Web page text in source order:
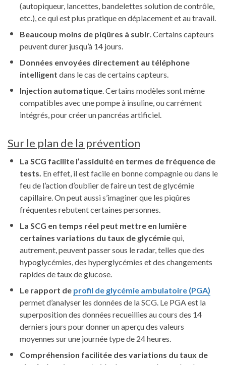
(autopiqueur, lancettes, bandelettes solution de contrôle,
etc.), ce qui est plus pratique en déplacement et au travail.
Beaucoup moins de piqûres à subir . Certains capteurs
peuvent durer jusqu’à 14 jours.
Données envoyées directement au téléphone
intelligent dans le cas de certains capteurs.
Injection automatique . Certains modèles sont même
compatibles avec une pompe à insuline, ou carrément
intégrés, pour créer un pancréas artificiel.
Sur le plan de la prévention
La SCG facilite l’assiduité en termes de fréquence de
tests. En effet, il est facile en bonne compagnie ou dans le
feu de l’action d’oublier de faire un test de glycémie
capillaire. On peut aussi s’imaginer que les piqûres
fréquentes rebutent certaines personnes.
La SCG en temps réel peut mettre en lumière
certaines variations du taux de glycémiequi,
autrement, peuvent passer sous le radar, telles que des
hypoglycémies, des hyperglycémies et des changements
rapides de taux de glucose.
Le rapport de profil de glycémie ambulatoire (PGA)
permet d’analyser les données de la SCG. Le PGA est la
superposition des données recueillies au cours des 14
derniers jours pour donner un aperçu des valeurs
moyennes sur une journée type de 24 heures.
Compréhension facilitée des variations du taux de